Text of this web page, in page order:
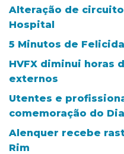
Alteração de
Hospital
5 Minutos de
HVFX diminui horas
externos
Utentes e
comemoração do
Alenquer recebe
Rim